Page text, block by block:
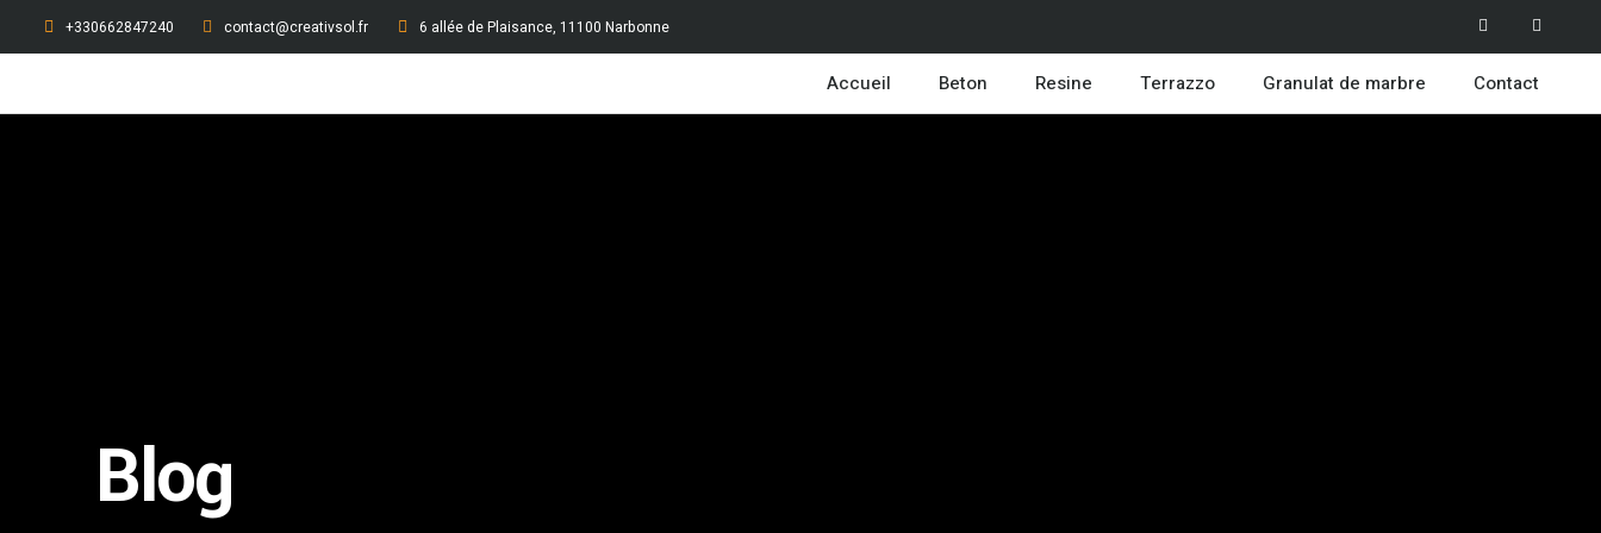
+330662847240 contact@creativsol.fr 6 allée de Plaisance, 11100 Narbonne
Accueil Beton Resine Terrazzo Granulat de marbre Contact
Blog